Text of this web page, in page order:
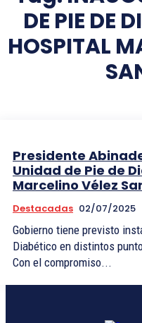
DE PIE DE
HOSPITAL
Presidente
Unidad de Pie de
Marcelino Vélez
Destacadas 02/07/2025
Gobierno tiene previsto
Diabético en distintos puntos del país.
Con el compromiso...